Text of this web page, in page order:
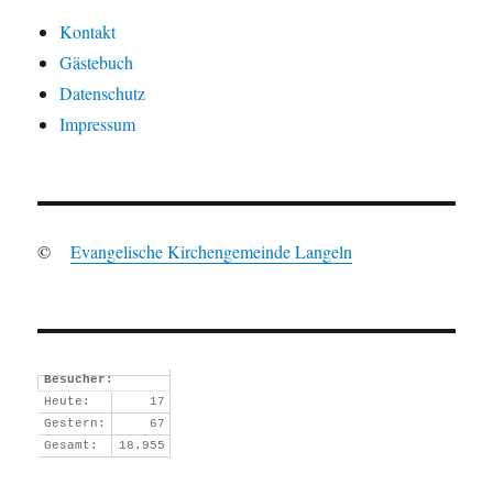
Kontakt
Gästebuch
Datenschutz
Impressum
©Evangelische Kirchengemeinde Langeln
Besucher:
Heute:
17
Gestern:
67
Gesamt:
18.955